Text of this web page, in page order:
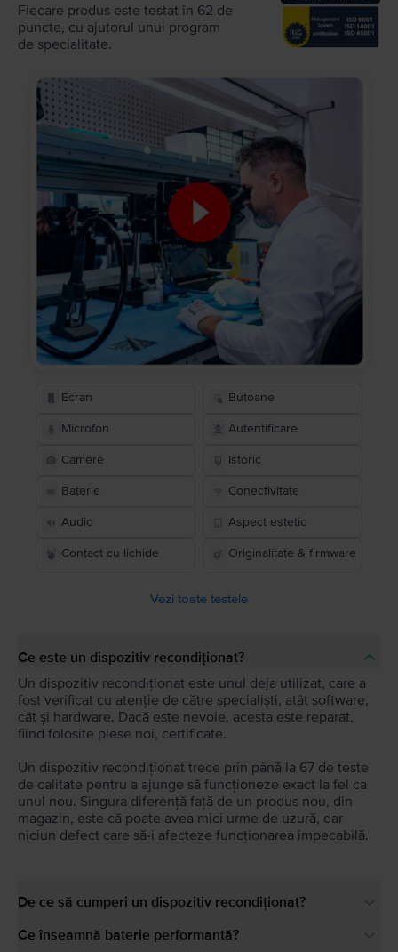
Fiecare produs este testat în 62 de
puncte, cu ajutorul unui program
de specialitate.
Ecran Butoane
Microfon Autentificare
Camere Istoric
Baterie Conectivitate
Audio Aspect estetic
Contact cu lichide Originalitate & firmware
Vezi toate testele
Ce este un dispozitiv recondiționat?
Un dispozitiv recondiționat este unul deja utilizat, care a
fost verificat cu atenție de către specialiști, atât software,
cât și hardware. Dacă este nevoie, acesta este reparat,
fiind folosite piese noi, certificate.
Un dispozitiv recondiționat trece prin până la 67 de teste
de calitate pentru a ajunge să funcționeze exact la fel ca
unul nou. Singura diferență față de un produs nou, din
magazin, este că poate avea mici urme de uzură, dar
niciun defect care să-i afecteze funcționarea impecabilă.
De ce să cumperi un dispozitiv recondiționat?
Ce înseamnă baterie performantă?